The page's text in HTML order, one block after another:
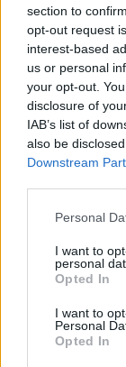
section to
opt-out request
interest-based
us or personal
your opt-out.
disclosure of
IAB’s list of
also be
Downstream
Personal
I want to
personal
Opted In
I want to
Personal
Opted In
Magyarország tele
is. A jó idő